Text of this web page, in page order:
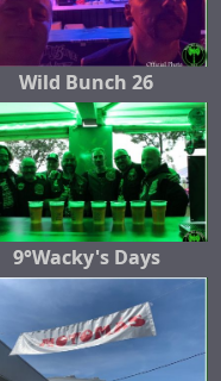
Wild Bunch 26
9°Wacky's Days